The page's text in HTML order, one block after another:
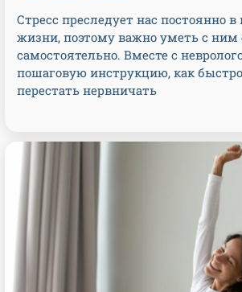
Стресс преследует нас постоянно
жизни, поэтому важно уметь с ним
самостоятельно. Вместе с
пошаговую инструкцию, как
перестать нервничать